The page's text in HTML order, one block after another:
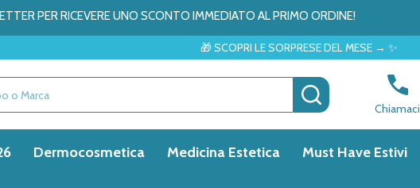
PER RICEVERE UNO SCONTO IMMEDIATO AL PRIMO ORDINE!
🎁 SCOPRI LE SORPRESE DEL MESE → ✨
CERCA
Chiamaci
Dermocosmetica Medicina Estetica Must Have Estivi